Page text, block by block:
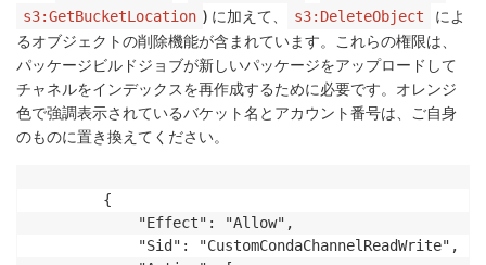
s3:GetBucketLocation ) に加えて、 s3:DeleteObject
によ
るオブジェクトの削除機能が含まれています。これらの権限は、
パッケージビルドジョブが新しいパッケージをアップロードして
チャネルをインデックスを再作成するために必要です。オレンジ
色で強調表示されているバケット名とアカウント番号は、ご自身
のものに置き換えてください。